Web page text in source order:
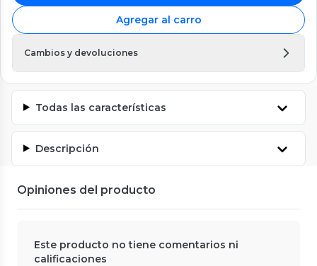
Agregar al carro
Cambios y devoluciones
Todas las características
Descripción
Opiniones del producto
Este producto no tiene comentarios ni
calificaciones